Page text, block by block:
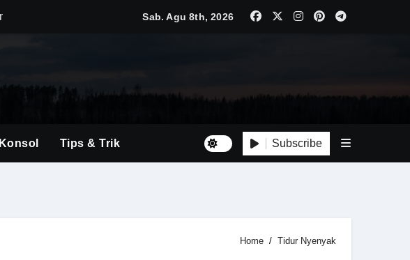
Bermain yang Lebih Kompetitif
Responsif
yang Lebih Imersif
Boss Besar
Gameplay Tepat
Sab. Agu 8th, 2026
Tips & Trik Subscribe
Home Tidur Nyenyak